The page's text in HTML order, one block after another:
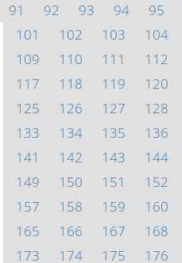
91
92 93 94 95
101
102 103 104
109
110 111 112
117
118 119 120
125
126 127 128
133
134 135 136
141
142 143 144
149
150 151 152
157
158 159 160
165
166 167 168
173
174 175 176